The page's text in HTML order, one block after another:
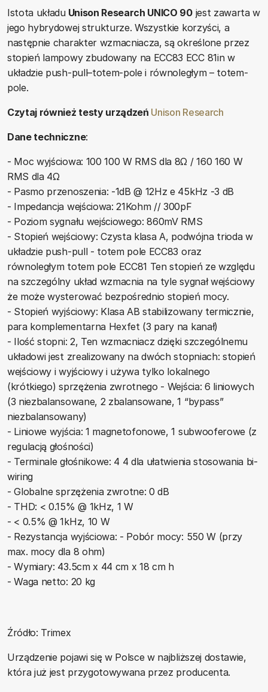
Istota układuUnison Research UNICO 90jest zawarta w
jego hybrydowej strukturze. Wszystkie korzyści, a
następnie charakter wzmacniacza, są określone przez
stopień lampowy zbudowany na ECC83 ECC 81in w
układzie push-pull–totem-pole i równoległym – totem-
pole.
Czytaj również testy urządzeń Unison Research
Dane techniczne:
- Moc wyjściowa: 100 100 W RMS dla 8Ω / 160 160 W
RMS dla 4Ω
- Pasmo przenoszenia: -1dB @ 12Hz e 45kHz -3 dB
- Impedancja wejściowa: 21Kohm // 300pF
- Poziom sygnału wejściowego: 860mV RMS
- Stopień wejściowy: Czysta klasa A, podwójna trioda w
układzie push-pull - totem pole ECC83 oraz
równoległym totem pole ECC81 Ten stopień ze względu
na szczególny układ wzmacnia na tyle sygnał wejściowy
że może wysterować bezpośrednio stopień mocy.
- Stopień wyjściowy: Klasa AB stabilizowany termicznie,
para komplementarna Hexfet (3 pary na kanał)
- Ilość stopni: 2, Ten wzmacniacz dzięki szczególnemu
układowi jest zrealizowany na dwóch stopniach: stopień
wejściowy i wyjściowy i używa tylko lokalnego
(krótkiego) sprzężenia zwrotnego - Wejścia: 6 liniowych
(3 niezbalansowane, 2 zbalansowane, 1 “bypass”
niezbalansowany)
- Liniowe wyjścia: 1 magnetofonowe, 1 subwooferowe (z
regulacją głośności)
- Terminale głośnikowe: 4 4 dla ułatwienia stosowania bi-
wiring
- Globalne sprzężenia zwrotne: 0 dB
- THD: < 0.15% @ 1kHz, 1 W
- < 0.5% @ 1kHz, 10 W
- Rezystancja wyjściowa: - Pobór mocy: 550 W (przy
max. mocy dla 8 ohm)
- Wymiary: 43.5cm x 44 cm x 18 cm h
- Waga netto: 20 kg
Źródło: Trimex
Urządzenie pojawi się w Polsce w najbliższej dostawie,
która już jest przygotowywana przez producenta.